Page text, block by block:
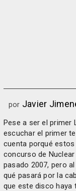
por Javier
Pese a ser el primer
escuchar el primer
cuenta porqué
concurso de
pasado 2007, pero
qué pasará por la
que este disco haya